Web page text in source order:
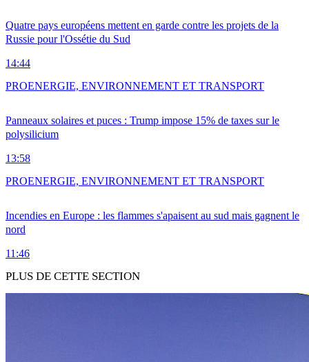
Quatre pays européens mettent en garde contre les projets de la
Russie pour l'Ossétie du Sud
14:44
Panneaux solaires et puces : Trump impose 15% de taxes sur le
polysilicium
13:58
PROENERGIE, ENVIRONNEMENT ET TRANSPORT
Incendies en Europe : les flammes s'apaisent au sud mais gagnent le
nord
11:46
PROENERGIE, ENVIRONNEMENT ET TRANSPORT
PLUS DE CETTE SECTION